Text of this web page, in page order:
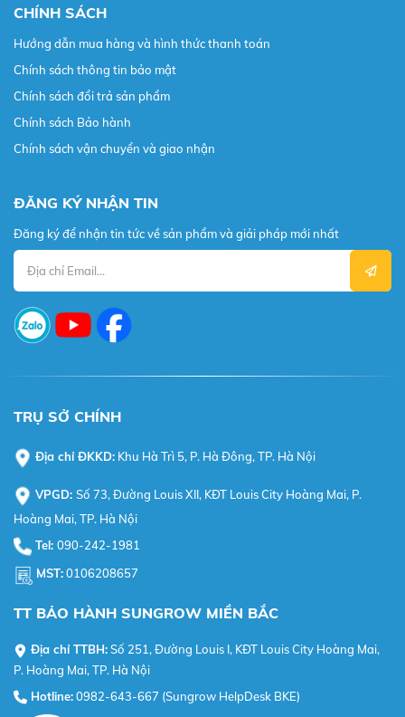
CHÍNH SÁCH
Hướng dẫn mua hàng và hình thức thanh toán
Chính sách thông tin bảo mật
Chính sách đổi trả sản phẩm
Chính sách Bảo hành
Chính sách vận chuyển và giao nhận
ĐĂNG KÝ NHẬN TIN
Đăng ký để nhận tin tức về sản phẩm và giải pháp mới nhất
TRỤ SỞ CHÍNH
Địa chỉ ĐKKD: Khu Hà Trì 5, P. Hà Đông, TP. Hà Nội
VPGD: Số 73, Đường Louis XII, KĐT Louis City Hoàng Mai, P.
Hoàng Mai, TP. Hà Nội
Tel: 090-242-1981
MST:0106208657
TT BẢO HÀNH SUNGROW MIỀN BẮC
Địa chỉ TTBH:Số 251, Đường Louis I, KĐT Louis City Hoàng Mai,
P. Hoàng Mai, TP. Hà Nội
Hotline:0982-643-667 (Sungrow HelpDesk BKE)